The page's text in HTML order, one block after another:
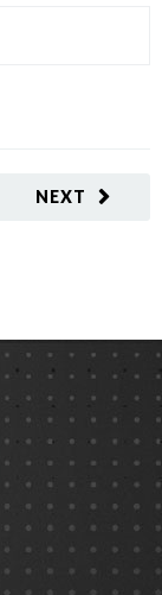
NEXT